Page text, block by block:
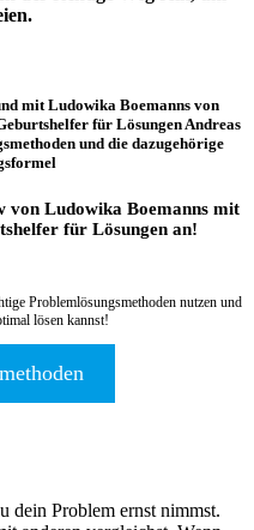
mit Ludowika Boemanns von
für Lösungen Andreas
und die dazugehörige
von Ludowika Boemanns mit
für Lösungen an!
Problemlösungsmethoden nutzen und
lösen kannst!
dein Problem ernst nimmst.